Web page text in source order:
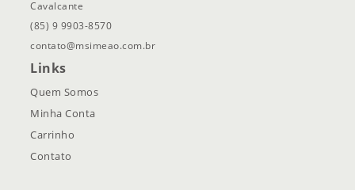
Cavalcante
(85) 9 9903-8570
contato@msimeao.com.br
Links
Quem Somos
Minha Conta
Carrinho
Contato